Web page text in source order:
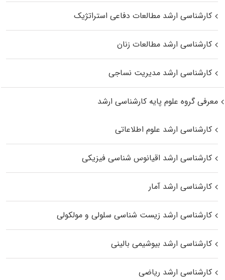
کارشناسی ارشد مطالعات دفاعی استراتژیک
کارشناسی ارشد مطالعات زنان
کارشناسی ارشد مدیریت نساجی
معرفی گروه علوم پایه کارشناسی ارشد
کارشناسی ارشد علوم اطلاعاتی
کارشناسی ارشد اقیانوس‌ شناسی فیزیکی
کارشناسی ارشد آمار
کارشناسی ارشد زیست شناسی سلولی و مولکولی
کارشناسی ارشد بیوشیمی بالینی
کارشناسی ارشد ریاضی